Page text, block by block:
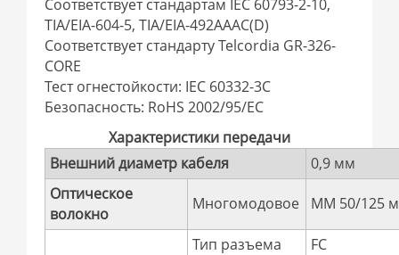
Соответствует стандартам IEC 60793-2-10,
TIA/EIA-604-5, TIA/EIA-492AAAC(D)
Соответствует стандарту Telcordia GR-326-
CORE
Тест огнестойкости: IEC 60332-3C
Безопасность: RoHS 2002/95/EC
Характеристики передачи
Внешний диаметр кабеля
0,9 мм
Оптическое
волокно
Многомодовое МM 50/125
Тип разъема
FC